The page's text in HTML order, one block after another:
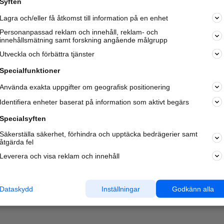
nya kunder och
samarbetspartners nära dig.
Läs mer här
Lagra och/eller få åtkomst till information på en enhet
Personanpassad reklam och innehåll, reklam- och
innehållsmätning samt forskning angående målgrupp
Utveckla och förbättra tjänster
Specialfunktioner
Använda exakta uppgifter om geografisk positionering
Identifiera enheter baserat på information som aktivt begärs
Specialsyften
Säkerställa säkerhet, förhindra och upptäcka bedrägerier samt
åtgärda fel
Leverera och visa reklam och innehåll
Godkänn alla
Inställningar
Dataskydd